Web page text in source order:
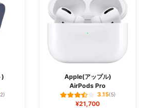
)
Apple(アップル)
AirPods Pro
3.15(5)
¥21,700